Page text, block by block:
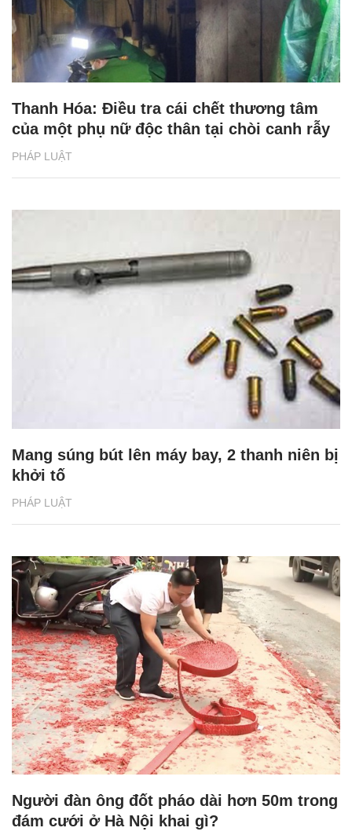
PHÁP LUẬT
Thanh Hóa: Điều tra cái chết thương tâm
của một phụ nữ độc thân tại chòi canh rẫy
PHÁP LUẬT
Mang súng bút lên máy bay, 2 thanh niên bị
khởi tố
Người đàn ông đốt pháo dài hơn 50m trong
đám cưới ở Hà Nội khai gì?